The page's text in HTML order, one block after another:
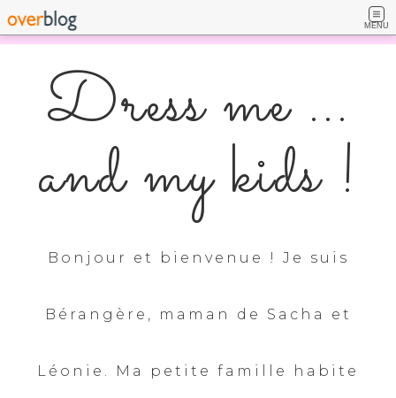
MENU
Dress me ...
and my kids !
Bonjour et bienvenue ! Je suis
Bérangère, maman de Sacha et
Léonie. Ma petite famille habite